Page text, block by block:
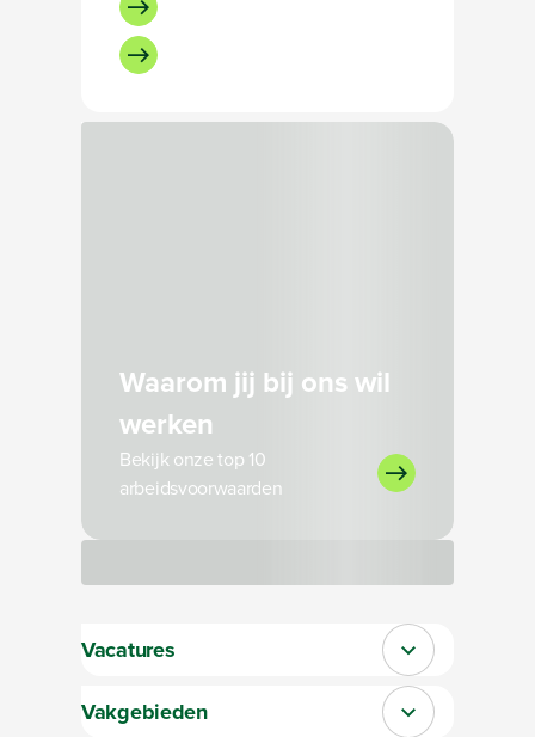
Waarom jij bij ons wil
werken
Bekijk onze top 10
arbeidsvoorwaarden
Vacatures Sluit section-0
Vakgebieden Sluit section-1